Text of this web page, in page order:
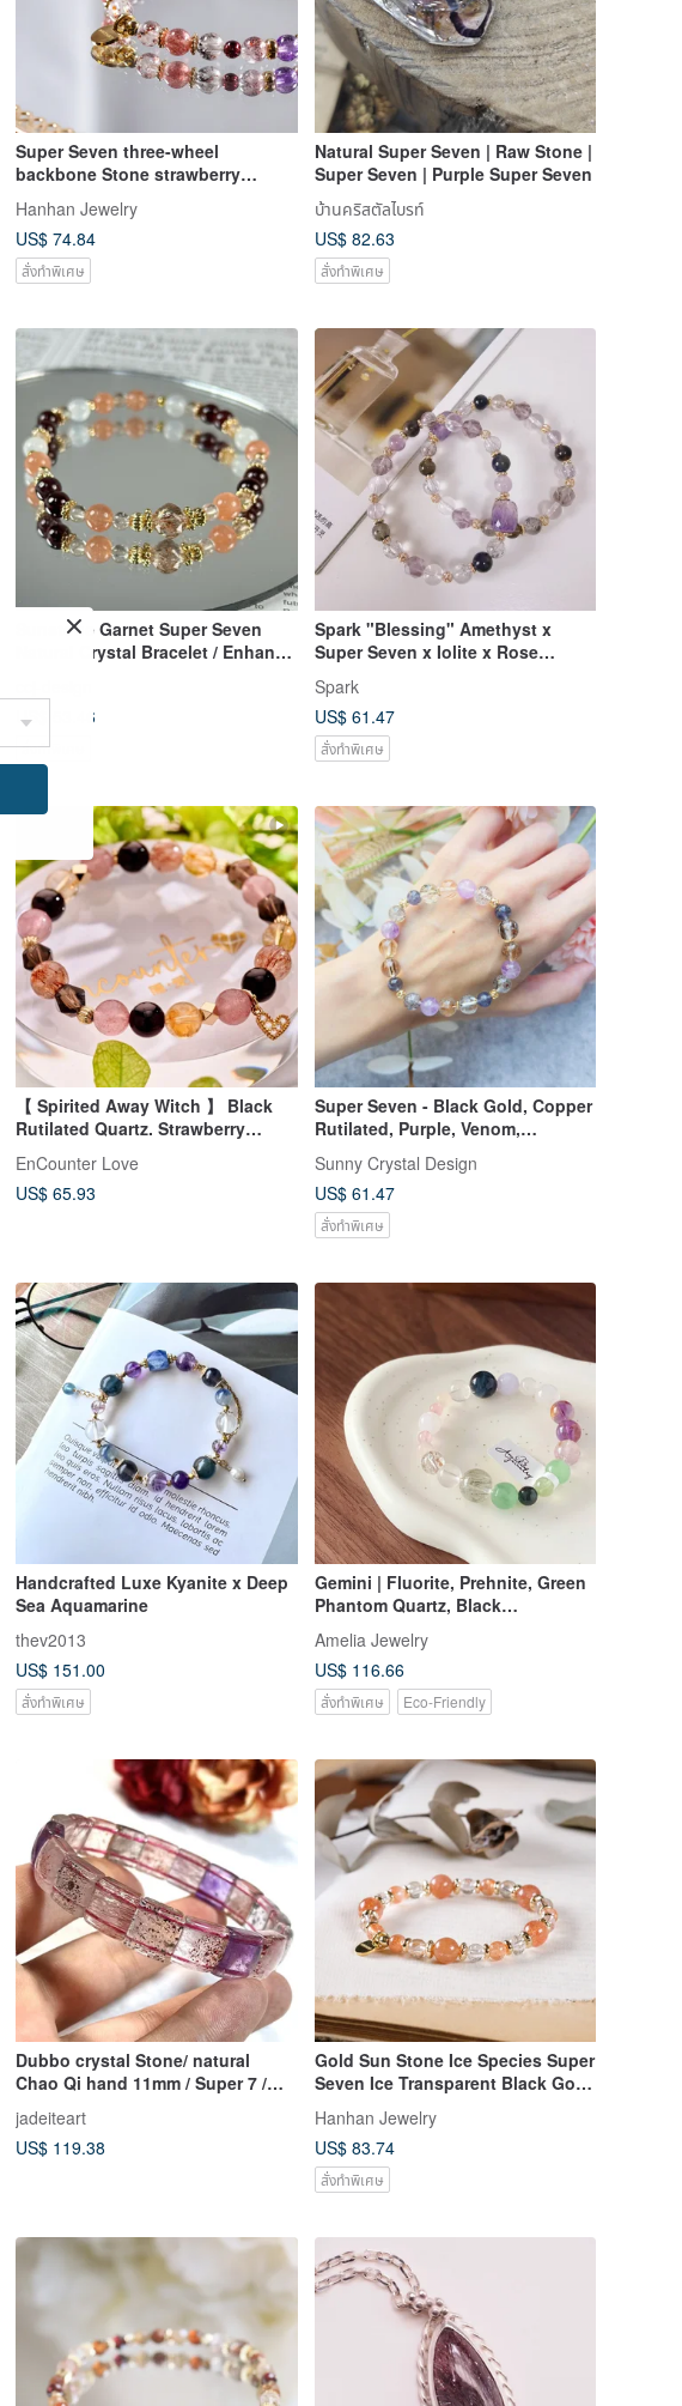
Super Seven three-wheel
backbone Stone strawberry
crystal bracelet natural ore crystal
Hanhan Jewelry
US$ 74.84
สั่งทำพิเศษ
Natural Super Seven | Raw Stone |
Super Seven | Purple Super Seven
บ้านคริสตัลไบรท์
US$ 82.63
สั่งทำพิเศษ
Sunstone Garnet Super Seven
Natural Crystal Bracelet / Enhance
Complexion
US$ 53.46
สั่งทำพิเศษ
Spark "Blessing" Amethyst x
Super Seven x Iolite x Rose
Spark
US$ 61.47
สั่งทำพิเศษ
【 Spirited Away Witch 】 Black
Rutilated Quartz. Strawberry
Quartz. Garnet. Yellow Tourmaline.
Smoky Quartz. Heart.
EnCounter Love
US$ 65.93
Super Seven - Black Gold, Copper
Rutilated, Purple, Venom,
Amethyst - Energy Crystal
Bracelet
Sunny Crystal Design
US$ 61.47
สั่งทำพิเศษ
Handcrafted Luxe Kyanite x Deep
Sea Aquamarine
thev2013
US$ 151.00
สั่งทำพิเศษ
Gemini | Fluorite, Prehnite, Green
Phantom Quartz, Black
Tourmaline, Purple Phantom
Quartz Crystal Original Design
Bracelet
Amelia Jewelry
US$ 116.66
สั่งทำพิเศษ Eco-Friendly
Dubbo crystal Stone/ natural
Chao Qi hand 11mm / Super 7 /
backbone / backbone seven
jadeiteart
US$ 119.38
Gold Sun Stone Ice Species Super
Seven Ice Transparent Black Gold
Crystal
Hanhan Jewelry
US$ 83.74
สั่งทำพิเศษ